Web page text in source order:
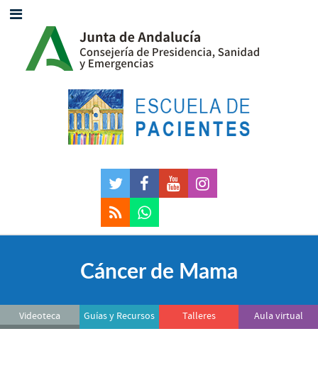
Cáncer de Mama
Videoteca Guías y Recursos Talleres Aula virtual